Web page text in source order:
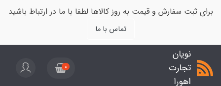
برای ثبت سفارش و قیمت به روز کالاها لطفا با ما در ارتباط باشید
تماس با ما
نویان
تجارت
اهورا
0